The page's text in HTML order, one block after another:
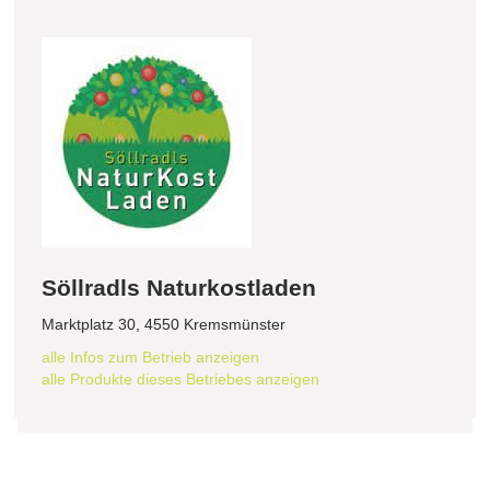
Söllradls Naturkostladen
Marktplatz 30, 4550 Kremsmünster
alle Infos zum Betrieb anzeigen
alle Produkte dieses Betriebes anzeigen